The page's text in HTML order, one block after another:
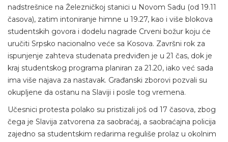
nadstrešnice na Železničkoj stanici u Novom Sadu (od 19.11
časova), zatim intoniranje himne u 19.27, kao i više blokova
studentskih govora i dodelu nagrade Crveni božur koju će
uručiti Srpsko nacionalno veće sa Kosova. Završni rok za
ispunjenje zahteva studenata predviđen je u 21 čas, dok je
kraj studentskog programa planiran za 21.20, iako već sada
ima više najava za nastavak. Građanski zborovi pozvali su
okupljene da ostanu na Slaviji i posle tog vremena.
Učesnici protesta polako su pristizali još od 17 časova, zbog
čega je Slavija zatvorena za saobraćaj, a saobraćajna policija
zajedno sa studentskim redarima reguliše prolaz u okolnim